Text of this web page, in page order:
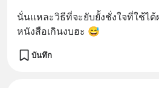
นั่นแหละวิธีที่จะยับยั้งชั่งใจที่ใช้ได้
หนังสือเกินงบฮะ 😅
บันทึก